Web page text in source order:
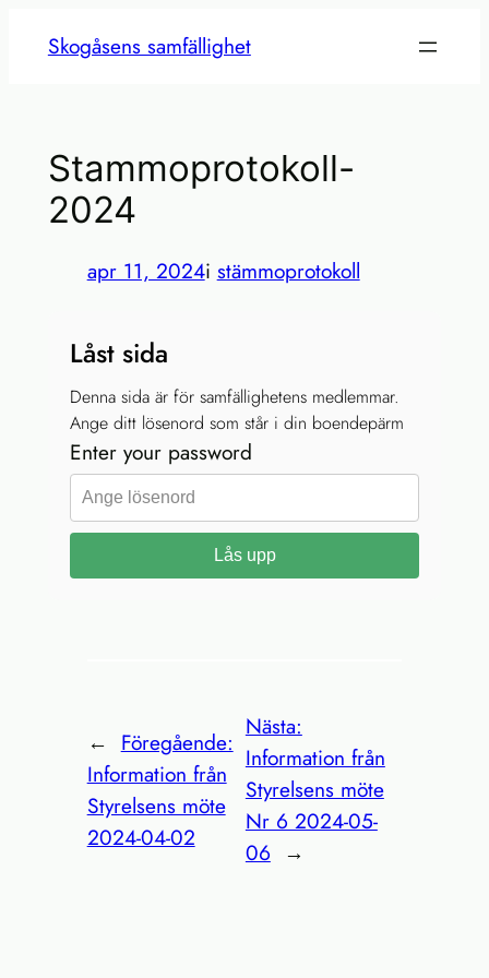
Skogåsens samfällighet
Stammoprotokoll-
2024
apr 11, 2024i stämmoprotokoll
Låst sida
Denna sida är för samfällighetens medlemmar.
Ange ditt lösenord som står i din boendepärm
Enter your password
Lås upp
← Föregående:
Information från
Styrelsens möte
2024-04-02
Nästa:
Information från
Styrelsens möte
Nr 6 2024-05-
06 →